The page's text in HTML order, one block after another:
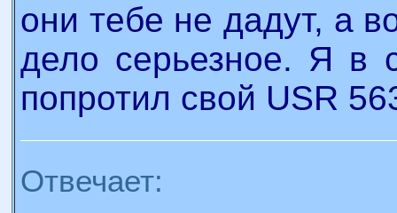
они тебе не дадут, а
дело серьезное. Я в
попротил свой USR
Отвечает: